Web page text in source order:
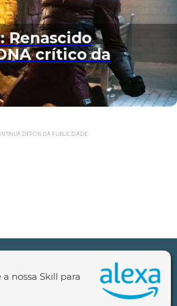
Renascido
crítico da
DEPOIS DA PUBLICIDADE
a nossa Skill para